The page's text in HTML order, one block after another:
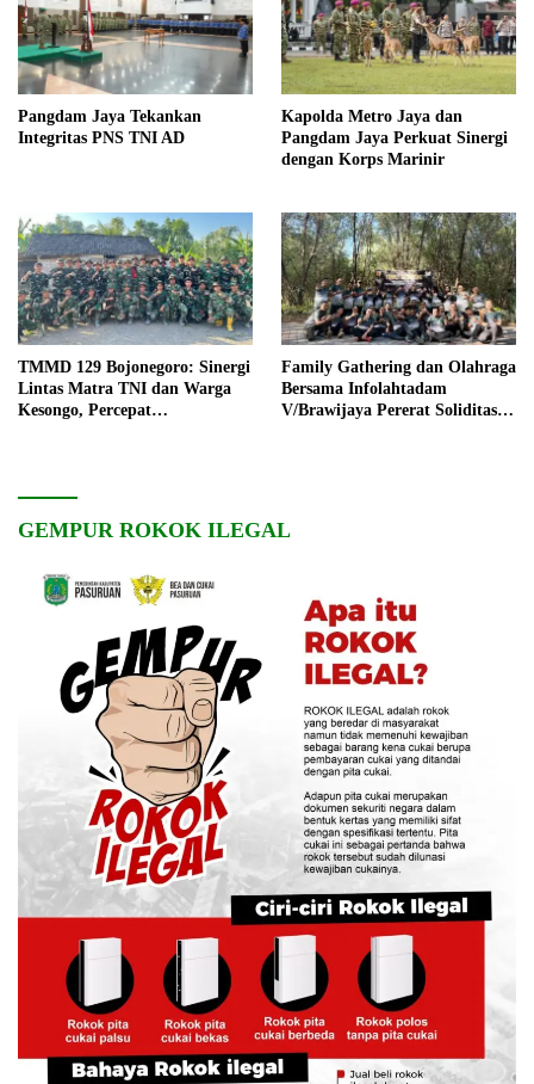
Pangdam Jaya Tekankan
Integritas PNS TNI AD
Kapolda Metro Jaya dan
Pangdam Jaya Perkuat Sinergi
dengan Korps Marinir
TMMD 129 Bojonegoro: Sinergi
Lintas Matra TNI dan Warga
Kesongo, Percepat
Family Gathering dan Olahraga
Bersama Infolahtadam
V/Brawijaya Pererat Soliditas
GEMPUR ROKOK ILEGAL